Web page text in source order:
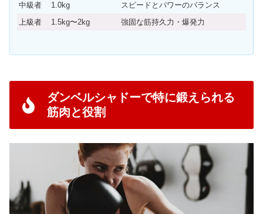
中級者
1.0kg
スピードとパワーのバランス
上級者
1.5kg〜2kg 強固な筋持久力・爆発力
ダンベルシャドーで特に鍛えられる
筋肉と役割